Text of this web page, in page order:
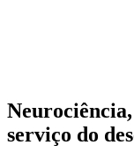
serviço do